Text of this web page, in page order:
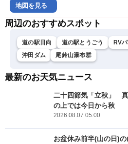
地図を見る
周辺のおすすめスポット
道の駅日向 道の駅とうごう
RV
沖田ダム
尾鈴山瀑布群
最新のお天気ニュース
二十四節気「立秋」
の上では今日から秋
2026.08.07 05:00
お盆休み前半(山の日)